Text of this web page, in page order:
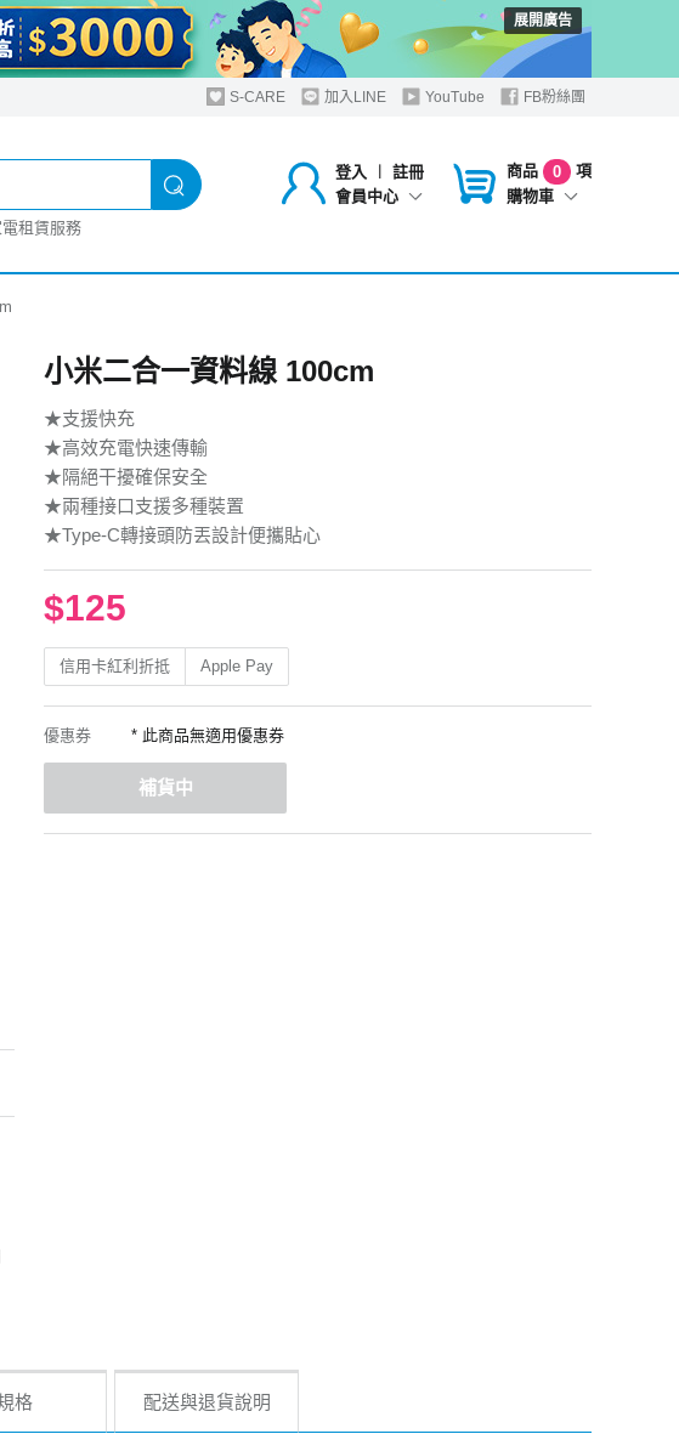
展開廣告
S-CARE 加入LINE YouTube FB粉絲團
登入 ︱
註冊
會員中心
商品 0
項
購物車
電租賃服務
小米二合一資料線 100cm
★支援快充
★高效充電快速傳輸
★隔絕干擾確保安全
★兩種接口支援多種裝置
★Type-C轉接頭防丟設計便攜貼心
$125
信用卡紅利折抵 Apple Pay
優惠券 * 此商品無適用優惠券
補貨中
格 配送與退貨說明